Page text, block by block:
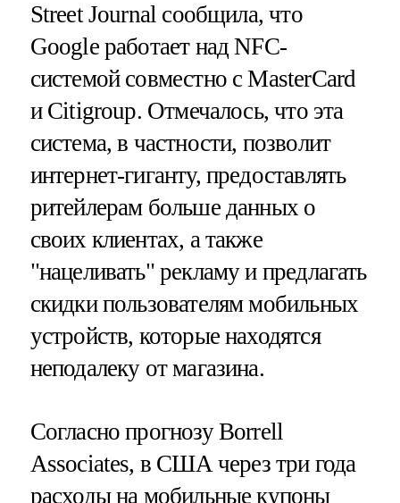
Street Journal сообщила, что
Google работает над NFC-
системой совместно с MasterCard
и Citigroup. Отмечалось, что эта
система, в частности, позволит
интернет-гиганту, предоставлять
ритейлерам больше данных о
своих клиентах, а также
"нацеливать" рекламу и предлагать
скидки пользователям мобильных
устройств, которые находятся
неподалеку от магазина.
Согласно прогнозу Borrell
Associates, в США через три года
расходы на мобильные купоны